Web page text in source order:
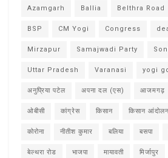
Azamgarh Ballia Belthra Road
BSP CM Yogi Congress
Mirzapur Samajwadi Party
Uttar Pradesh Varanasi yogi
अनुप्रिया पटेल अपना दल (एस) आजमगढ़
ओबीसी कांग्रेस किसान किसान
कोरोना नीतीश कुमार बलिया बसपा
बेल्थरा रोड भाजपा मायावती मिर्जापुर